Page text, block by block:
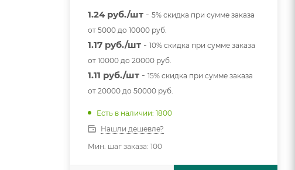
1.24 руб./шт- 5% скидка при сумме заказа
от 5000 до 10000 руб.
1.17 руб./шт- 10% скидка при сумме заказа
от 10000 до 20000 руб.
1.11 руб./шт- 15% скидка при сумме заказа
от 20000 до 50000 руб.
Есть в наличии: 1800
Нашли дешевле?
Мин. шаг заказа: 100